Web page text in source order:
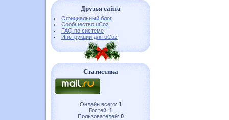
Друзья сайта
Официальный блог
Сообщество uCoz
FAQ по системе
Инструкции для uCoz
Статистика
Онлайн всего: 1
Гостей: 1
Пользователей: 0